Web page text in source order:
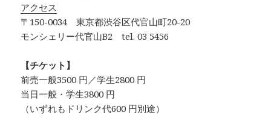
アクセス
〒150-0034 東京都渋谷区代官山町20-20
モンシェリー代官山B2 tel. 03 5456
【チケット】
前売一般3500 円／学生2800 円
当日一般・学生3800 円
（いずれもドリンク代600 円別途）